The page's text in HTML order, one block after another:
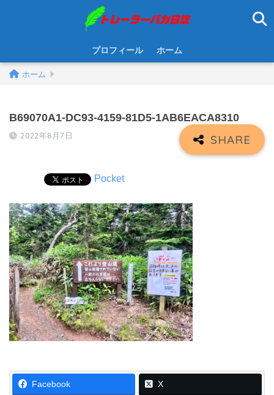
プロフィール ホーム
ホーム
B69070A1-DC93-4159-81D5-1AB6EACA8310
2022年8月7日
Pocket
Facebook X